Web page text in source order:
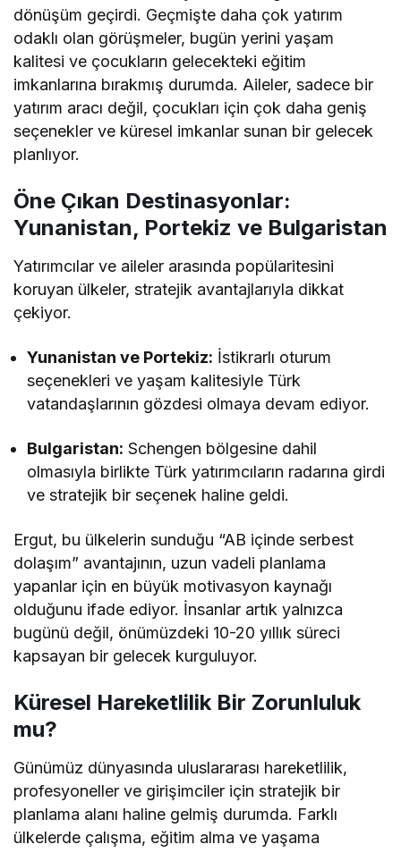
dönüşüm geçirdi. Geçmişte daha çok yatırım
odaklı olan görüşmeler, bugün yerini yaşam
kalitesi ve çocukların gelecekteki eğitim
imkanlarına bırakmış durumda. Aileler, sadece bir
yatırım aracı değil, çocukları için çok daha geniş
seçenekler ve küresel imkanlar sunan bir gelecek
planlıyor.
Öne Çıkan Destinasyonlar:
Yunanistan, Portekiz ve Bulgaristan
Yatırımcılar ve aileler arasında popülaritesini
koruyan ülkeler, stratejik avantajlarıyla dikkat
çekiyor.
Yunanistan ve Portekiz: İstikrarlı oturum
seçenekleri ve yaşam kalitesiyle Türk
vatandaşlarının gözdesi olmaya devam ediyor.
Bulgaristan: Schengen bölgesine dahil
olmasıyla birlikte Türk yatırımcıların radarına girdi
ve stratejik bir seçenek haline geldi.
Ergut, bu ülkelerin sunduğu “AB içinde serbest
dolaşım” avantajının, uzun vadeli planlama
yapanlar için en büyük motivasyon kaynağı
olduğunu ifade ediyor. İnsanlar artık yalnızca
bugünü değil, önümüzdeki 10-20 yıllık süreci
kapsayan bir gelecek kurguluyor.
Küresel Hareketlilik Bir Zorunluluk
mu?
Günümüz dünyasında uluslararası hareketlilik,
profesyoneller ve girişimciler için stratejik bir
planlama alanı haline gelmiş durumda. Farklı
ülkelerde çalışma, eğitim alma ve yaşama